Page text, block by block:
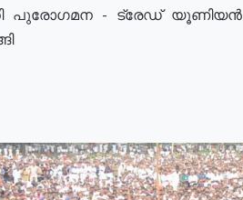
പുരോഗമന - ട്രേഡ് യൂണിയൻ